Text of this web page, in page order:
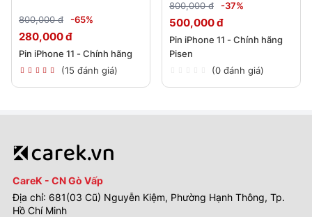
800,000 đ -65%
280,000 đ
Pin iPhone 11 - Chính hãng
(15 đánh giá)
800,000 đ -37%
500,000 đ
Pin iPhone 11 - Chính hãng
Pisen
(0 đánh giá)
CareK - CN Gò Vấp
Địa chỉ: 681(03 Cũ) Nguyễn Kiệm, Phường Hạnh Thông, Tp.
Hồ Chí Minh